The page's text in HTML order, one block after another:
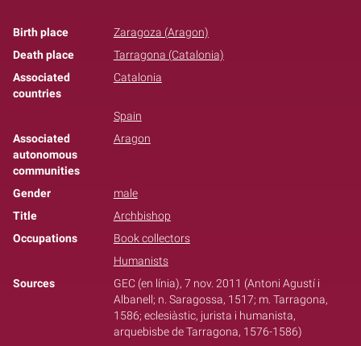
Birth place
Zaragoza (Aragon)
Death place
Tarragona (Catalonia)
Associated
countries
Catalonia
Spain
Associated
autonomous
communities
Aragon
Gender
male
Title
Archbishop
Occupations
Book collectors
Humanists
Sources
GEC (en línia), 7 nov. 2011 (Antoni Agustí i
Albanell; n. Saragossa, 1517; m. Tarragona,
1586; eclesiàstic, jurista i humanista,
arquebisbe de Tarragona, 1576-1586)